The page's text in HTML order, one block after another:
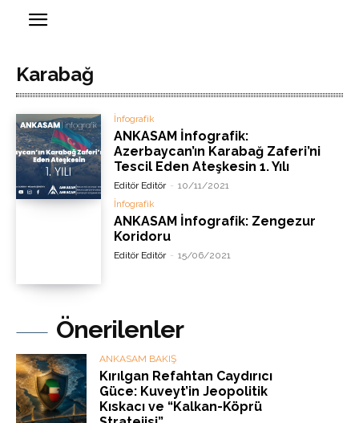
Karabağ
İnfografik
ANKASAM İnfografik:
Azerbaycan’ın Karabağ Zaferi’ni
Tescil Eden Ateşkesin 1. Yılı
Editör Editör - 10/11/2021
İnfografik
ANKASAM İnfografik: Zengezur
Koridoru
Editör Editör - 15/06/2021
Önerilenler
ANKASAM BAKIŞ
Kırılgan Refahtan Caydırıcı
Güce: Kuveyt’in Jeopolitik
Kıskacı ve “Kalkan-Köprü